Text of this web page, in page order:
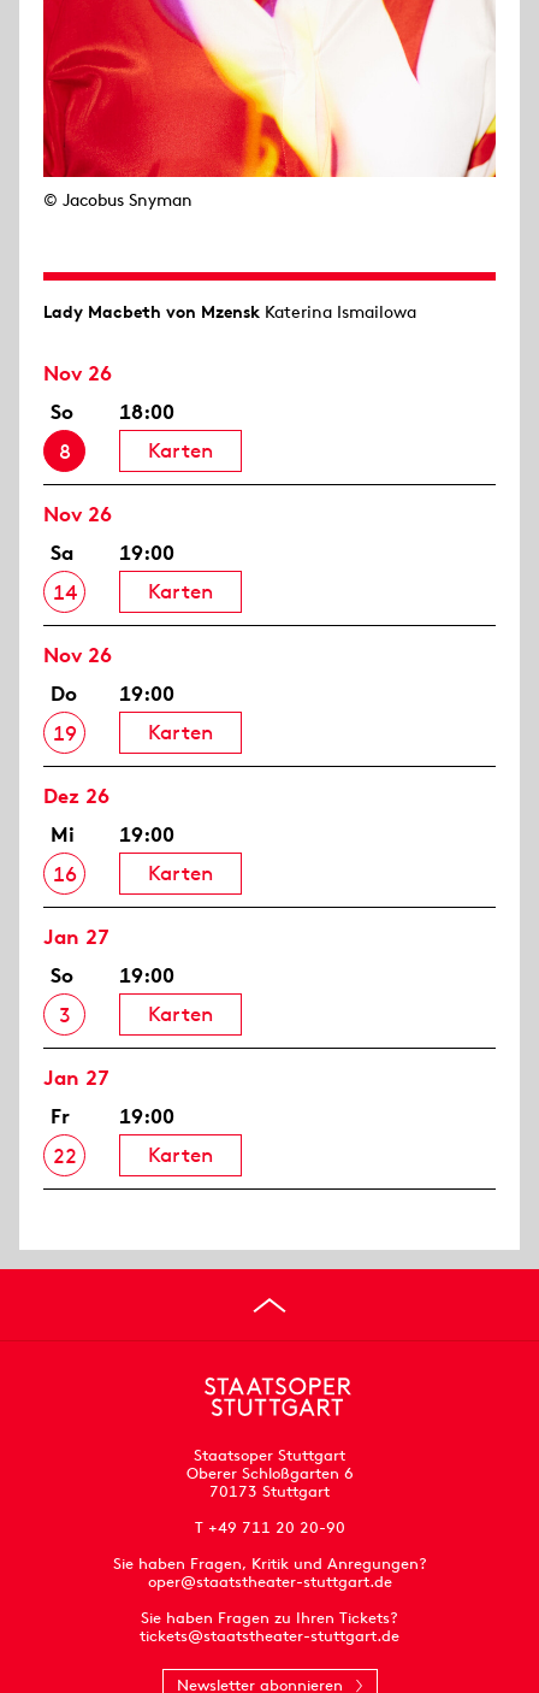
© Jacobus Snyman
Lady Macbeth von Mzensk Katerina Ismailowa
Nov 26
So
8
18:00
Karten
Nov 26
Sa
14
19:00
Karten
Nov 26
Do
19
19:00
Karten
Dez 26
Mi
16
19:00
Karten
Jan 27
So
3
19:00
Karten
Jan 27
Fr
22
19:00
Karten
Staatsoper Stuttgart
Oberer Schloßgarten 6
70173 Stuttgart
T +49 711 20 20-90
Sie haben Fragen, Kritik und Anregungen?
oper@staatstheater-stuttgart.de
Sie haben Fragen zu Ihren Tickets?
tickets@staatstheater-stuttgart.de
Newsletter abonnieren